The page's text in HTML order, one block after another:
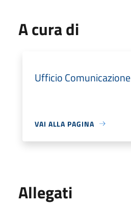
A cura di
Ufficio Comunicazione
VAI ALLA PAGINA
Allegati